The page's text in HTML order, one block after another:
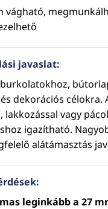
vágható,
javaslat:
dekorációs célokra.
lakkozással vagy
igazítható.
alátámasztás
leginkább a 27